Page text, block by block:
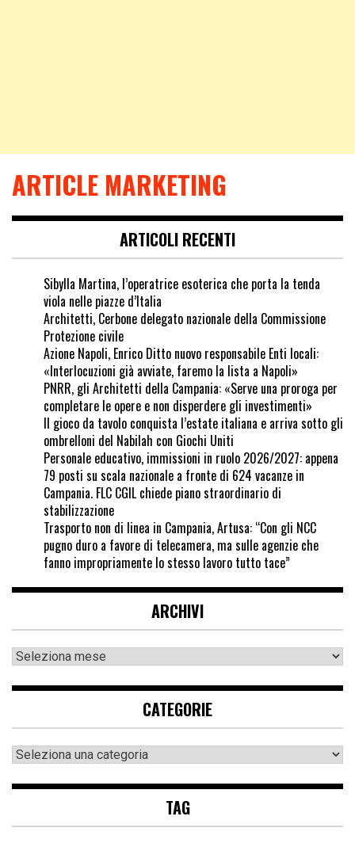
ARTICLE MARKETING
ARTICOLI RECENTI
Sibylla Martina, l’operatrice esoterica che porta la tenda
viola nelle piazze d’Italia
Architetti, Cerbone delegato nazionale della Commissione
Protezione civile
Azione Napoli, Enrico Ditto nuovo responsabile Enti locali:
«Interlocuzioni già avviate, faremo la lista a Napoli»
PNRR, gli Architetti della Campania: «Serve una proroga per
completare le opere e non disperdere gli investimenti»
Il gioco da tavolo conquista l’estate italiana e arriva sotto gli
ombrelloni del Nabilah con Giochi Uniti
Personale educativo, immissioni in ruolo 2026/2027: appena
79 posti su scala nazionale a fronte di 624 vacanze in
Campania. FLC CGIL chiede piano straordinario di
stabilizzazione
Trasporto non di linea in Campania, Artusa: “Con gli NCC
pugno duro a favore di telecamera, ma sulle agenzie che
fanno impropriamente lo stesso lavoro tutto tace”
ARCHIVI
CATEGORIE
TAG